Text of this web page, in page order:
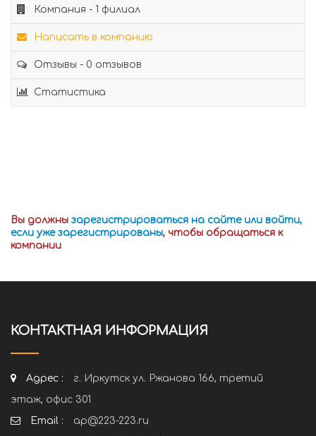
Компания - 1 филиал
Написать в компанию
Отзывы - 0 отзывов
Статистика
Вы должны зарегистрироваться на сайте или войти,
если уже зарегистрированы, чтобы обращаться к
компании
КОНТАКТНАЯ ИНФОРМАЦИЯ
Адрес :
г. Иркутск ул. Ржанова 166, третий
этаж, офис 301
Email :
ap@223-223.ru